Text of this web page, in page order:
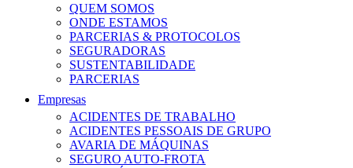
QUEM SOMOS
ONDE ESTAMOS
PARCERIAS & PROTOCOLOS
SEGURADORAS
SUSTENTABILIDADE
PARCERIAS
Empresas
ACIDENTES DE TRABALHO
ACIDENTES PESSOAIS DE GRUPO
AVARIA DE MÁQUINAS
SEGURO AUTO-FROTA